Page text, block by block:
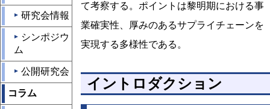
▲ 研究会情報
▲
シンポジウ
ム
▲ 公開研究会
コラム
て考察する。ポイントは黎明期における事
業確実性、厚みのあるサプライチェーンを
実現する多様性である。
イントロダクション